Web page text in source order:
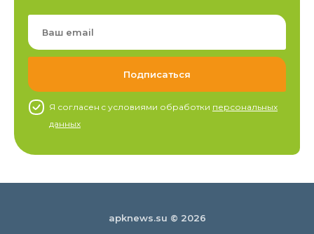
Я согласен c условиями обработки персональных
данных
apknews.su © 2026